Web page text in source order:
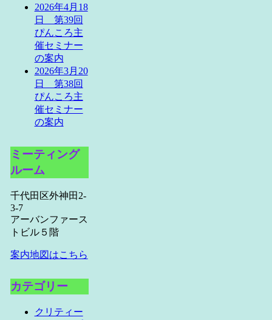
2026年4月18
日 第39回
ぴんころ主
催セミナー
の案内
2026年3月20
日 第38回
ぴんころ主
催セミナー
の案内
ミーティング
ルーム
千代田区外神田2-
3-7
アーバンファース
トビル５階
案内地図はこちら
カテゴリー
クリティー